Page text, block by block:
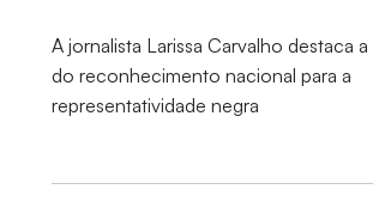
A jornalista Larissa Carvalho destaca
do reconhecimento nacional para a
representatividade negra